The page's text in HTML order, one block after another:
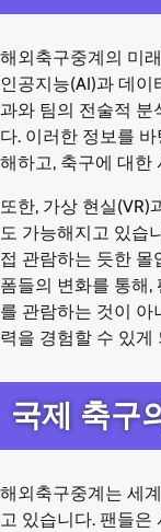
해외축구중계의 미
인공지능(AI)과 데이
과와 팀의 전술적 분
다. 이러한 정보를
해하고, 축구에 대한
또한, 가상 현실(VR)
도 가능해지고 있습
접 관람하는 듯한 몰
폼들의 변화를 통해,
를 관람하는 것이 아
력을 경험할 수 있게
국제 축구
해외축구중계는 세
고 있습니다. 팬들은